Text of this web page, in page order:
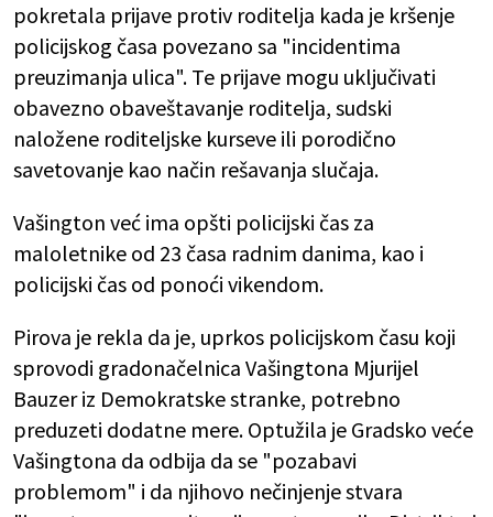
pokretala prijave protiv roditelja kada je kršenje
policijskog časa povezano sa "incidentima
preuzimanja ulica". Te prijave mogu uključivati
obavezno obaveštavanje roditelja, sudski
naložene roditeljske kurseve ili porodično
savetovanje kao način rešavanja slučaja.
Vašington već ima opšti policijski čas za
maloletnike od 23 časa radnim danima, kao i
policijski čas od ponoći vikendom.
Pirova je rekla da je, uprkos policijskom času koji
sprovodi gradonačelnica Vašingtona Mjurijel
Bauzer iz Demokratske stranke, potrebno
preduzeti dodatne mere. Optužila je Gradsko veće
Vašingtona da odbija da se "pozabavi
problemom" i da njihovo nečinjenje stvara